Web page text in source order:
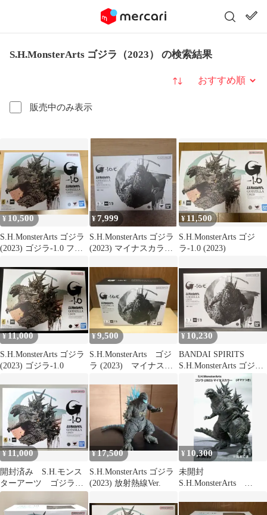
S.H.MonsterArts ゴジラ（2023） の検索結果
販売中のみ表示
並び替え
¥ 10,500
S.H.MonsterArts ゴジラ
(2023) ゴジラ-1.0 フィ
¥7,999
S.H.MonsterArts ゴジラ
(2023) マイナスカラー
¥ 11,500
S.H.MonsterArts ゴジ
ラ-1.0 (2023)
¥11,000
S.H.MonsterArts ゴジラ
(2023) ゴジラ-1.0
¥9,500
S.H.MonsterArts ゴジ
ラ (2023) マイナスカ
¥ 10,230
BANDAI SPIRITS
S.H.MonsterArts ゴジラ
(2023) マイナスカラー
¥11,000
開封済み S.H.モンス
ターアーツ ゴジラ
2023 マイナスワン -1.0
¥17,500
S.H.MonsterArts ゴジラ
(2023) 放射熱線Ver.
¥ 10,300
未開封
S.H.MonsterArts